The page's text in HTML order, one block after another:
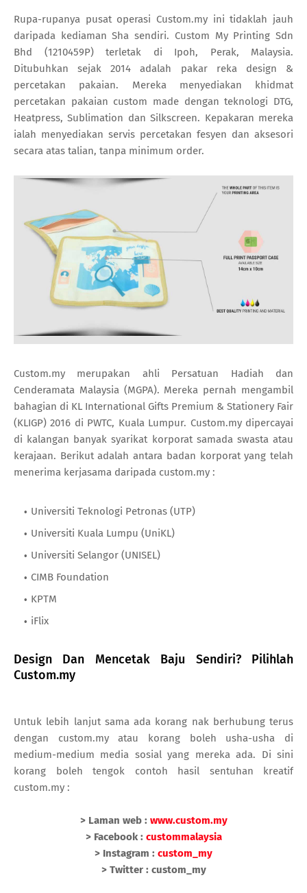
Rupa-rupanya pusat operasi Custom.my ini tidaklah jauh
daripada kediaman Sha sendiri. Custom My Printing Sdn
Bhd (1210459P) terletak di Ipoh, Perak, Malaysia.
Ditubuhkan sejak 2014 adalah pakar reka design &
percetakan pakaian. Mereka menyediakan khidmat
percetakan pakaian custom made dengan teknologi DTG,
Heatpress, Sublimation dan Silkscreen. Kepakaran mereka
ialah menyediakan servis percetakan fesyen dan aksesori
secara atas talian, tanpa minimum order.
Custom.my merupakan ahli Persatuan Hadiah dan
Cenderamata Malaysia (MGPA). Mereka pernah mengambil
bahagian di KL International Gifts Premium & Stationery Fair
(KLIGP) 2016 di PWTC, Kuala Lumpur. Custom.my dipercayai
di kalangan banyak syarikat korporat samada swasta atau
kerajaan. Berikut adalah antara badan korporat yang telah
menerima kerjasama daripada custom.my :
Universiti Teknologi Petronas (UTP)
Universiti Kuala Lumpu (UniKL)
Universiti Selangor (UNISEL)
CIMB Foundation
KPTM
iFlix
Design Dan Mencetak Baju Sendiri? Pilihlah
Custom.my
Untuk lebih lanjut sama ada korang nak berhubung terus
dengan custom.my atau korang boleh usha-usha di
medium-medium media sosial yang mereka ada. Di sini
korang boleh tengok contoh hasil sentuhan kreatif
custom.my :
> Laman web : www.custom.my
> Facebook : custommalaysia
> Instagram : custom_my
> Twitter : custom_my